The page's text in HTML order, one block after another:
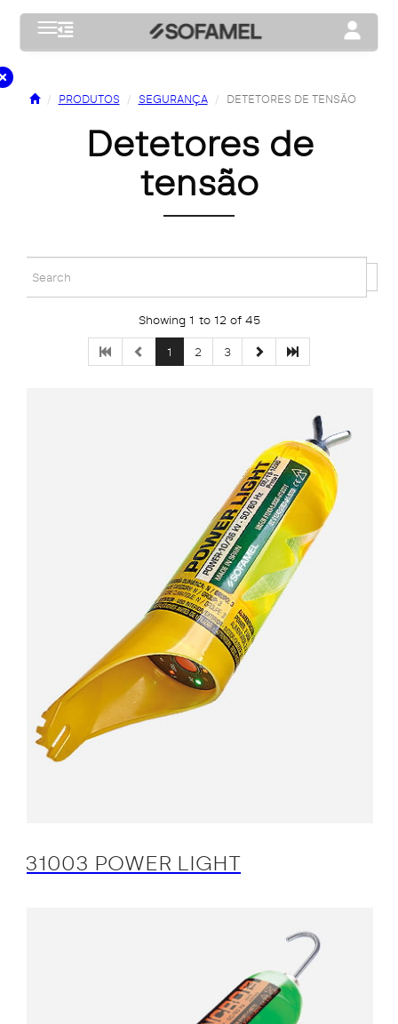
Toggle navigation Toggle
PRODUTOS SEGURANÇA DETETORES DE TENSÃO
detetores de
tensão
Showing 1 to 12 of 45
1 2 3
31003 POWER LIGHT